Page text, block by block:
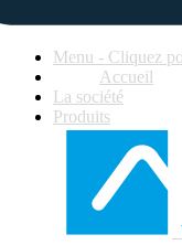
Menu - Cliquez
Accueil
La société
Produits